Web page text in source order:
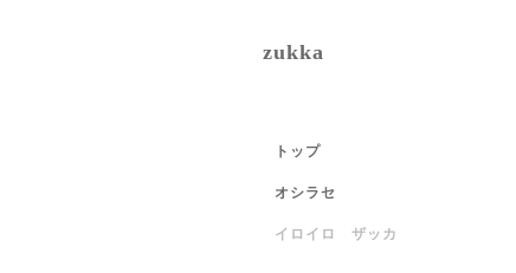
zukka
トップ
オシラセ
イロイロ ザッカ